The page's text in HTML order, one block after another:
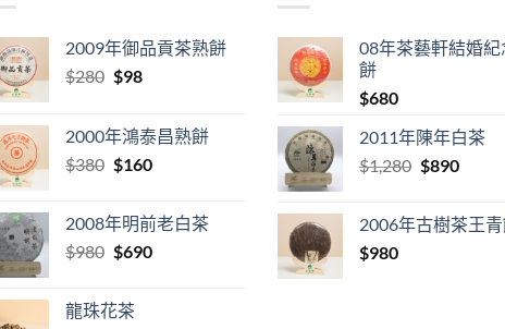
2009年御品貢茶熟餅
$280 Original
$280.
$98Current
$98.
2000年鴻泰昌熟餅
$380 Original
$380.
$160Current
$160.
2008年明前老白茶
$980 Original
$980.
$690Current
龍珠花茶
08年茶藝軒結婚紀
餅
$680
2011年陳年白茶
$1,280 Original
$1,280.
$890
$890.
2006年古樹茶王
$980